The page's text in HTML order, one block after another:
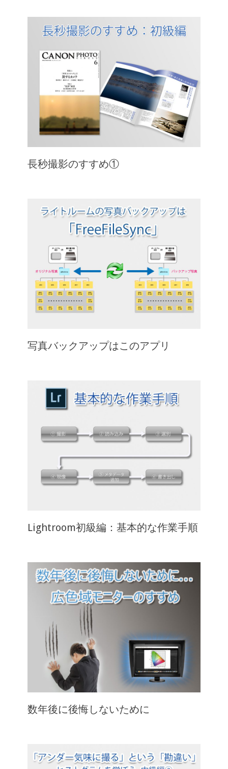
長秒撮影のすすめ①
写真バックアップはこのアプリ
Lightroom初級編：基本的な作業手順
数年後に後悔しないために